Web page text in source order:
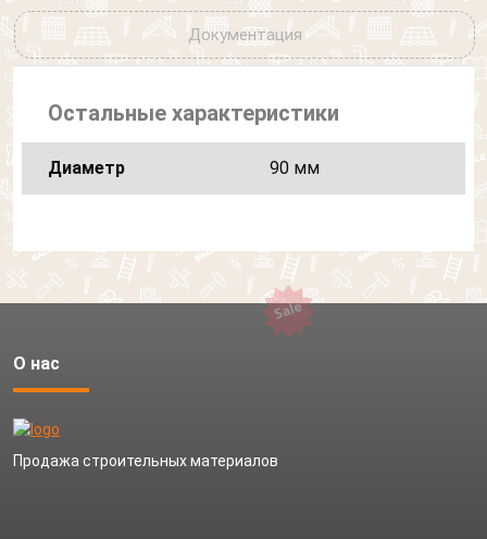
Документация
Остальные характеристики
Диаметр 90 мм
О нас
Продажа строительных материалов